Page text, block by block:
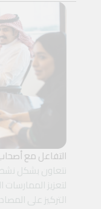
التفاعل مع أصحاب
نتعاون بشكل نشط مع
لتعزيز الممارسات
التركيز على المصادر